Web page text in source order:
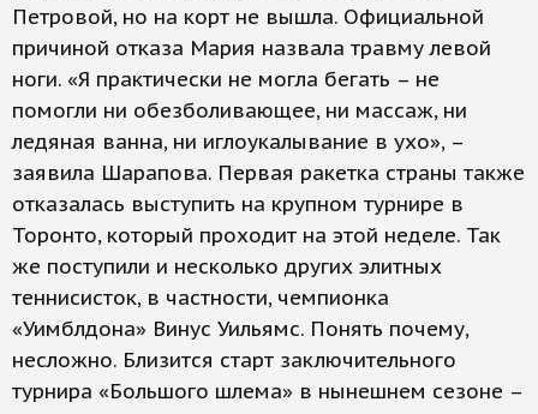
Петровой, но на корт не вышла. Официальной
причиной отказа Мария назвала травму левой
ноги. «Я практически не могла бегать – не
помогли ни обезболивающее, ни массаж, ни
ледяная ванна, ни иглоукалывание в ухо», –
заявила Шарапова. Первая ракетка страны также
отказалась выступить на крупном турнире в
Торонто, который проходит на этой неделе. Так
же поступили и несколько других элитных
теннисисток, в частности, чемпионка
«Уимблдона» Винус Уильямс. Понять почему,
несложно. Близится старт заключительного
турнира «Большого шлема» в нынешнем сезоне –